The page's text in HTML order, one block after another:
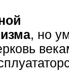
, но